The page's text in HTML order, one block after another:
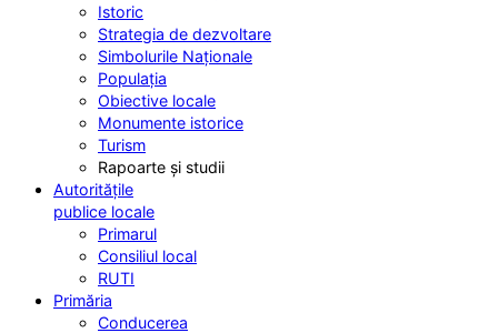
Istoric
Strategia de dezvoltare
Simbolurile Naționale
Populația
Obiective locale
Monumente istorice
Turism
Rapoarte și studii
Autoritățile
publice locale
Primarul
Consiliul local
RUTI
Primăria
Conducerea